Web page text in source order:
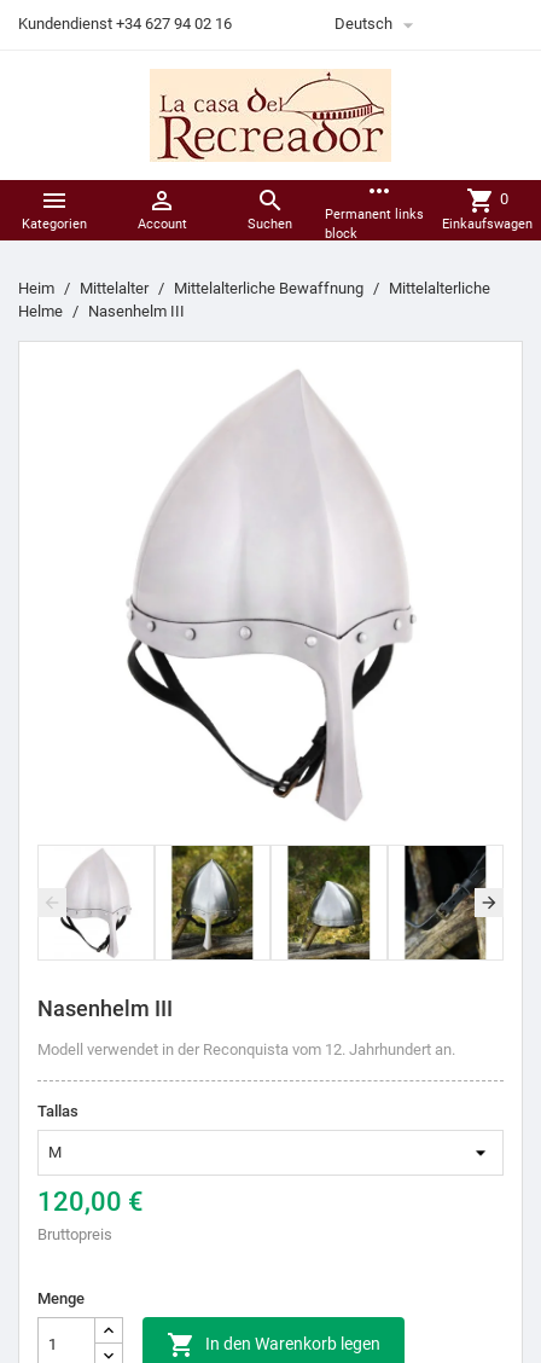
Kundendienst +34 627 94 02 16 Deutsch 

Kategorien

Account

Suchen
more_horiz
Permanent links
block
shopping_cart 0
Einkaufswagen
Heim Mittelalter Mittelalterliche Bewaffnung
Mittelalterliche
Helme
Nasenhelm III
Nasenhelm III
Modell verwendet in der Reconquista vom 12. Jahrhundert an.
Tallas
120,00 €
Bruttopreis
Menge
 In den Warenkorb legen